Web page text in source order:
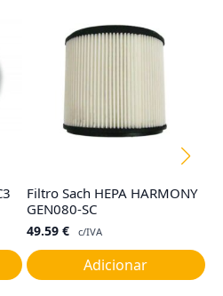
Filtro Sach HEPA HARMONY
GEN080-SC
49.59 € c/IVA
Adicionar